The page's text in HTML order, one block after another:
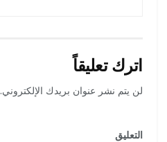
اترك تعليقاً
لن يتم نشر عنوان بريدك الإلكتروني.
التعليق